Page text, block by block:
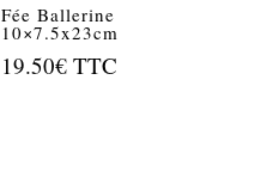
Fée Ballerine
10×7.5x23cm
19.50€ TTC